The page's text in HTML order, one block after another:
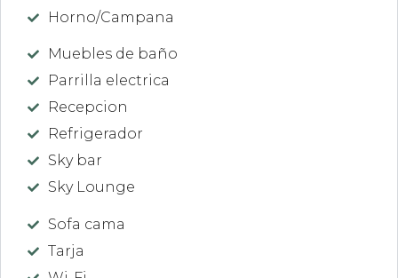
Horno/Campana
Muebles de baño
Parrilla electrica
Recepcion
Refrigerador
Sky bar
Sky Lounge
Sofa cama
Tarja